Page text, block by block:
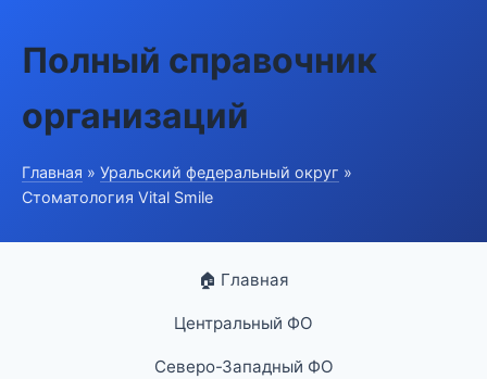
Полный справочник
организаций
Главная » Уральский федеральный округ »
Стоматология Vital Smile
🏠 Главная
Центральный ФО
Северо-Западный ФО